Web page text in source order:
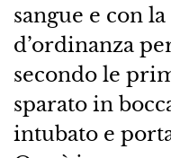
sangue e con
d’ordinanza
secondo le
sparato in
intubato e